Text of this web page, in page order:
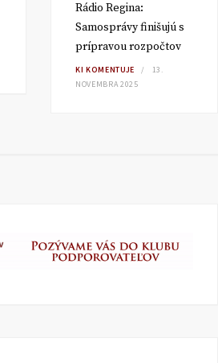
Rádio Regina:
Samosprávy finišujú s
prípravou rozpočtov
KI KOMENTUJE
13.
NOVEMBRA 2025